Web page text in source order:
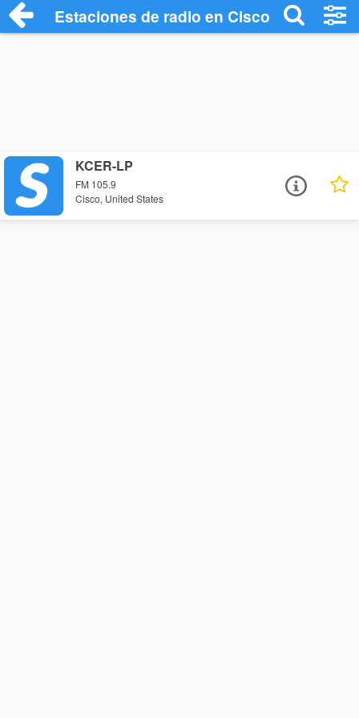
Estaciones de radio en Cisco - Escuchar
KCER-LP
FM 105.9
Cisco, United States